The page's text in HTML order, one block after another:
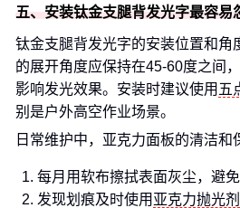
五、安装钛金支腿背发光字最容易
钛金支腿背发光字的安装位置和角
的展开角度应保持在45-60度之间
影响发光效果。安装时建议使用 五
别是户外高空作业场景。
日常维护中，亚克力面板的清洁和
每月用软布擦拭表面灰尘，避
发现划痕及时使用 亚克力抛光剂